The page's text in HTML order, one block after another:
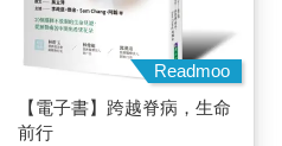
Readmoo
【電子書】跨越脊病，生命
前行